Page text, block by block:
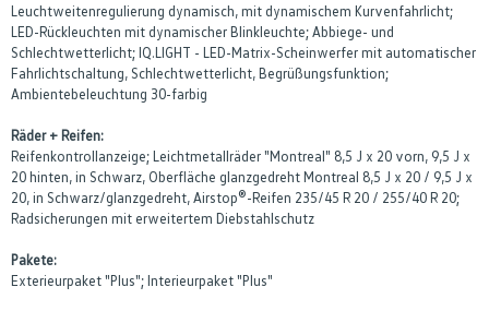
Leuchtweitenregulierung dynamisch, mit dynamischem Kurvenfahrlicht;
LED-Rückleuchten mit dynamischer Blinkleuchte; Abbiege- und
Schlechtwetterlicht; IQ.LIGHT - LED-Matrix-Scheinwerfer mit automatischer
Fahrlichtschaltung, Schlechtwetterlicht, Begrüßungsfunktion;
Ambientebeleuchtung 30-farbig
Räder + Reifen:
Reifenkontrollanzeige; Leichtmetallräder "Montreal" 8,5 J x 20 vorn, 9,5 J x
20 hinten, in Schwarz, Oberfläche glanzgedreht Montreal 8,5 J x 20 / 9,5 J x
20, in Schwarz/glanzgedreht, Airstop®-Reifen 235/45 R 20 / 255/40 R 20;
Radsicherungen mit erweitertem Diebstahlschutz
Pakete:
Exterieurpaket "Plus"; Interieurpaket "Plus"